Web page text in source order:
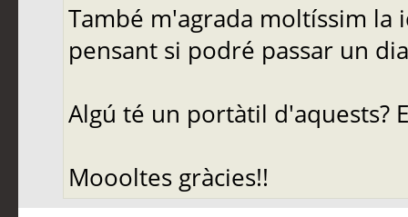
També m'agrada moltíssim la
pensant si podré passar un
Algú té un portàtil d'aquests?
Moooltes gràcies!!